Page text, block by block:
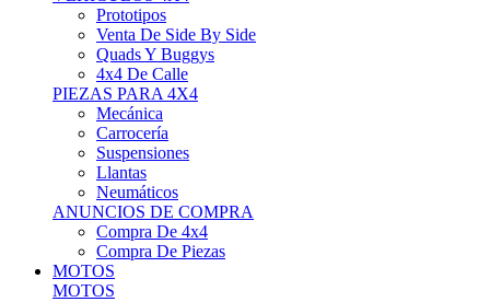
Venta De Side By Side
Quads Y Buggys
4x4 De Calle
PIEZAS PARA 4X4
Mecánica
Carrocería
Suspensiones
Llantas
Neumáticos
ANUNCIOS DE COMPRA
Compra De 4x4
Compra De Piezas
MOTOS
MOTOS
Motos De Circuito